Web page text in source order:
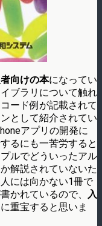
向けの本になってい
ブラリについて触れ
ード例が記載されて
として紹介されてい
アプリの開発に
るにも一苦労すると
ルでどういったアル
解説されていないた
には向かない1冊で
かれているので、 入
重宝すると思いま